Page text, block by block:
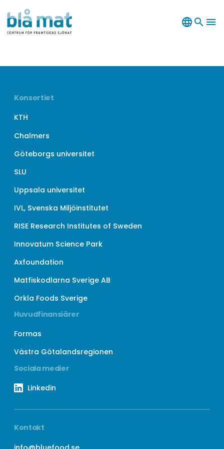
language search menu
Konsortiet
KTH
Chalmers
Göteborgs universitet
SLU
Uppsala universitet
IVL, Svenska Miljöinstitutet
RISE Research Institutes of Sweden
Innovatum Science Park
Axfoundation
Matfiskodlarna Sverige AB
Orkla Foods Sverige
Huvudfinansiärer
Formas
Västra Götalandsregionen
Sociala medier
Linkedin
Kontakt